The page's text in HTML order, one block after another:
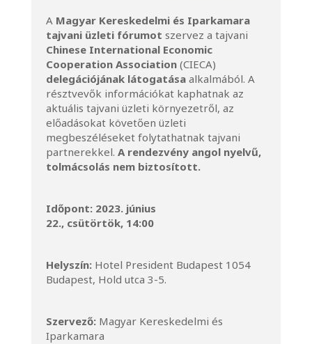
A Magyar Kereskedelmi és Iparkamara
tajvani üzleti fórumot szervez a tajvani
Chinese International Economic
Cooperation Association(CIECA)
delegációjának látogatása alkalmából. A
résztvevők információkat kaphatnak az
aktuális tajvani üzleti környezetről, az
előadásokat követően üzleti
megbeszéléseket folytathatnak tajvani
partnerekkel. A rendezvény angol nyelvű,
tolmácsolás nem biztosított.
Időpont: 2023. június
22., csütörtök, 14:00
Helyszín:Hotel President Budapest 1054
Budapest, Hold utca 3-5.
Szervező:Magyar Kereskedelmi és
Iparkamara